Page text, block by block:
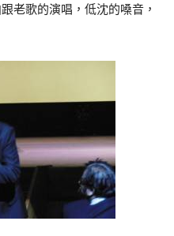
老歌的演唱，低沈的嗓音，